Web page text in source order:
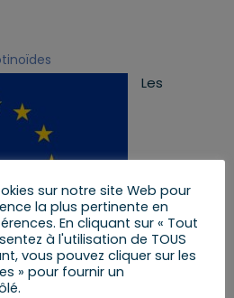
Les
sont également sensibles
à l’utilisation des
sur notre site Web pour
la plus pertinente en
En cliquant sur « Tout
à l'utilisation de TOUS
vous pouvez cliquer sur les
» pour fournir un